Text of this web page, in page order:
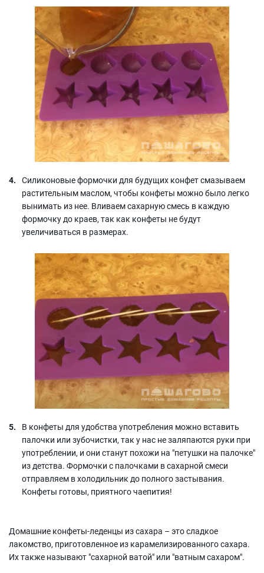
Силиконовые формочки для будущих конфет смазываем
растительным маслом, чтобы конфеты можно было легко
вынимать из нее. Вливаем сахарную смесь в каждую
формочку до краев, так как конфеты не будут
увеличиваться в размерах.
В конфеты для удобства употребления можно вставить
палочки или зубочистки, так у нас не заляпаются руки при
употреблении, и они станут похожи на "петушки на палочке"
из детства. Формочки с палочками в сахарной смеси
отправляем в холодильник до полного застывания.
Конфеты готовы, приятного чаепития!
Домашние конфеты-леденцы из сахара – это сладкое
лакомство, приготовленное из карамелизированного сахара.
Их также называют "сахарной ватой" или "ватным сахаром".